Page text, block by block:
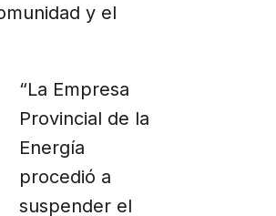
y el
“La Empresa
Provincial de la
Energía
procedió a
suspender el